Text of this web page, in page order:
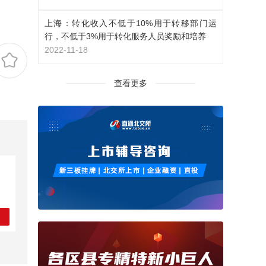
上海：转化收入不低于10%用于转移部门运
行，不低于3%用于转化服务人员奖励和培养
2022-11-18
查看更多